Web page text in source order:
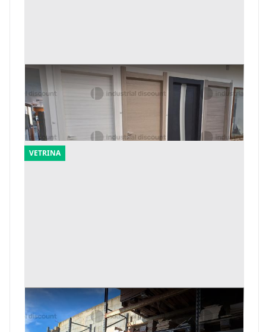
11#9933 Porte maniglie e legname
Mandas
Offerta minima
1.148 €
VETRINA
20#9933 Materiale edile
Offerta minima
1.680 €